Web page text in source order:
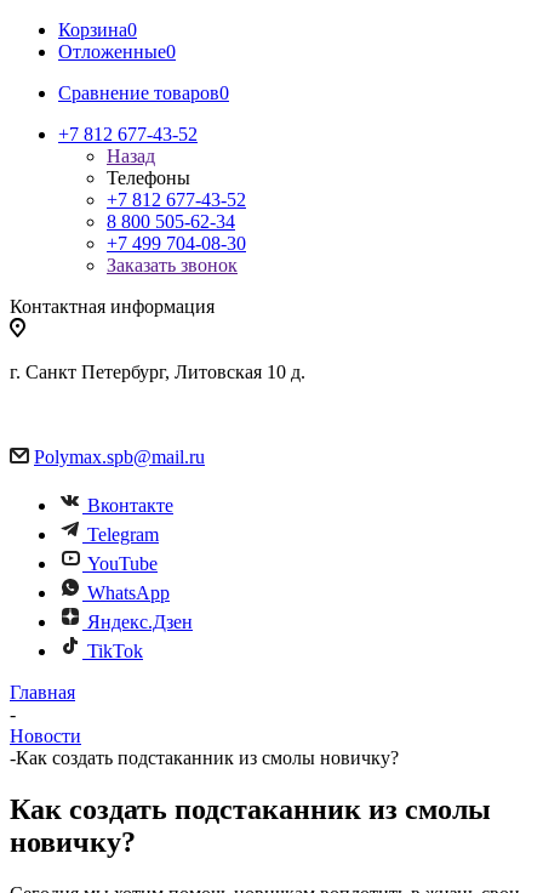
Корзина0
Отложенные0
Сравнение товаров0
+7 812 677-43-52
Назад
Телефоны
+7 812 677-43-52
8 800 505-62-34
+7 499 704-08-30
Заказать звонок
Контактная информация
г. Санкт Петербург, Литовская 10 д.
Polymax.spb@mail.ru
Вконтакте
Telegram
YouTube
WhatsApp
Яндекс.Дзен
TikTok
Главная
-
Новости
-Как создать подстаканник из смолы новичку?
Как создать подстаканник из смолы
новичку?